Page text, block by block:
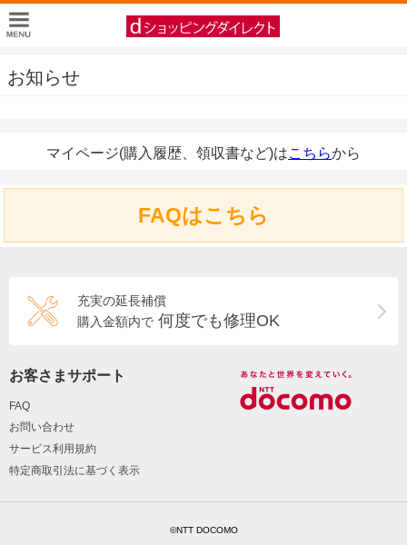
お知らせ
マイページ(購入履歴、領収書など)はこちらから
FAQはこちら
充実の延長補償
購入金額内で 何度でも修理OK
お客さまサポート
FAQ
お問い合わせ
サービス利用規約
特定商取引法に基づく表示
©NTT DOCOMO